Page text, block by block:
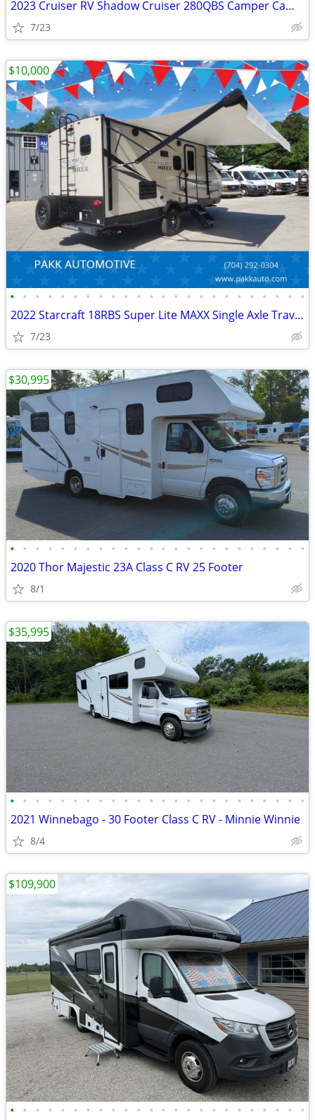
2023 Cruiser RV Shadow Cruiser 280QBS Camper Camping Travel Trailer
7/23
• • • • • • • • • • • • • • • • • • • • • • • •
2022 Starcraft 18RBS Super Lite MAXX Single Axle Travel Trailer Camper
7/23
$10,000
• • • • • • • • • • • • • • • • • • • • • • • •
2020 Thor Majestic 23A Class C RV 25 Footer
8/1
$30,995
• • • • • • • • • • • • • • • • • • • • • • • •
2021 Winnebago - 30 Footer Class C RV - Minnie Winnie
8/4
$35,995
• • • • • • • • • • • • • • • • • • • • • • • •
$109,900